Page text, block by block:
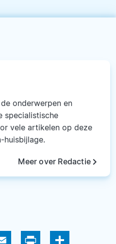
onderwerpen en
specialistische
vele artikelen op deze
huisbijlage.
Meer over Redactiekeyboard_arrow_right